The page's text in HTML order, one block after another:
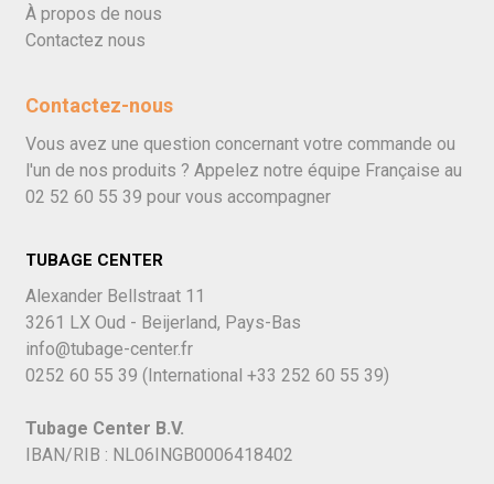
À propos de nous
Contactez nous
Contactez-nous
Vous avez une question concernant votre commande ou
l'un de nos produits ? Appelez notre équipe Française au
02 52 60 55 39 pour vous accompagner
TUBAGE CENTER
Alexander Bellstraat 11
3261 LX Oud - Beijerland, Pays-Bas
info@tubage-center.fr
0252 60 55 39 (International +33 252 60 55 39)
Tubage Center B.V.
IBAN/RIB : NL06INGB0006418402